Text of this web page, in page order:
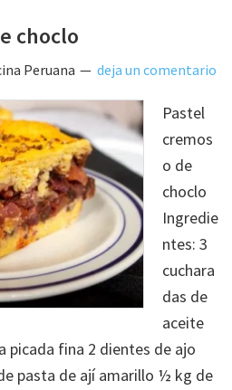
choclo
Peruana deja un comentario
Pastel
cremos
o de
choclo
Ingredie
ntes: 3
cuchara
das de
aceite
picada fina 2 dientes de ajo
pasta de ají amarillo ½ kg de